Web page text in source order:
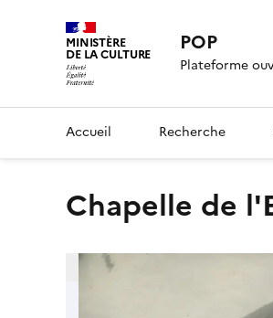
MINISTÈRE
DE LA CULTURE POP
Plateforme
Accueil Recherche
Chapelle de